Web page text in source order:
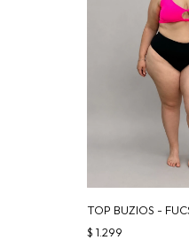
TOP BUZIOS -
$ 1.299